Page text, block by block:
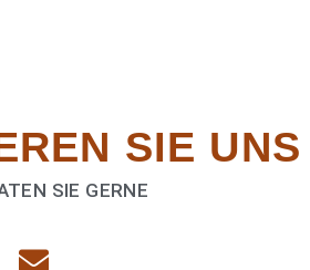
SIE UNS
SIE GERNE